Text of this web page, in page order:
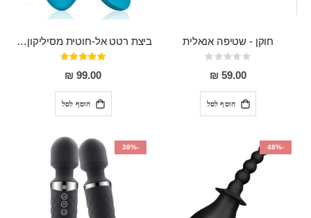
חוקן - שטיפה אנאלית
Rating:
0%
59.00 ₪
הוסף לסל
ביצת רטט אל-חוטית מסיליקון רפואי בגודל של 8 ס"מ ורוחב 3 ס"מ בעלת 20 מהירויות שונות "ENKI"
דירוג:
93%
99.00 ₪
הוסף לסל
-48%
-38%